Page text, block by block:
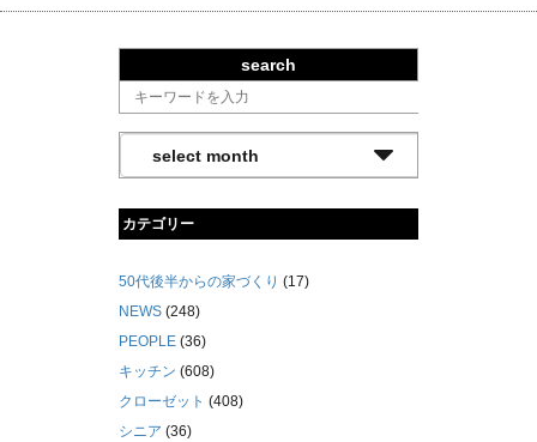
search
カテゴリー
50代後半からの家づくり (17)
NEWS (248)
PEOPLE (36)
キッチン (608)
クローゼット (408)
シニア (36)